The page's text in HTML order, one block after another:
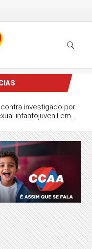
investigado por
infantojuvenil em